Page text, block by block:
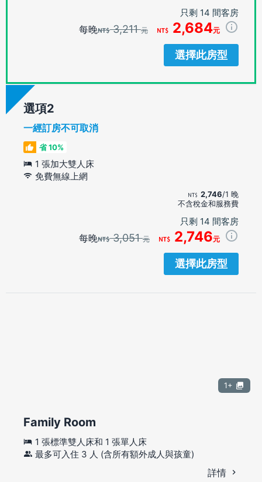
只剩 14 間客房
每晚 3,211元 2,684元
選擇此房型
選項
一經訂房不可取消
省 10%
1 張加大雙人床
免費無線上網
2,746/1 晚
不含稅金和服務費
只剩 14 間客房
每晚 3,051元 2,746元
選擇此房型
1+
Family Room
1 張標準雙人床和 1 張單人床
最多可入住 3 人 (含所有額外成人與孩童)
詳情